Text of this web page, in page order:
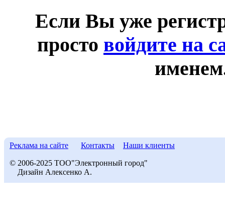
Если Вы уже
просто войдите на
Реклама на сайте Контакты Наши клиенты
© 2006-2025 ТОО"Электронный город"
Дизайн Алексенко А.